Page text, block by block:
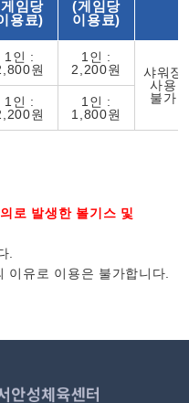
임당
용료)
(게임당
이용료)
1인 :
원
1인 :
2,200원
샤워장
사용
불가
1인 :
원
1인 :
1,800원
로 발생한 볼기스 및
.
이유로 이용은 불가합니다.